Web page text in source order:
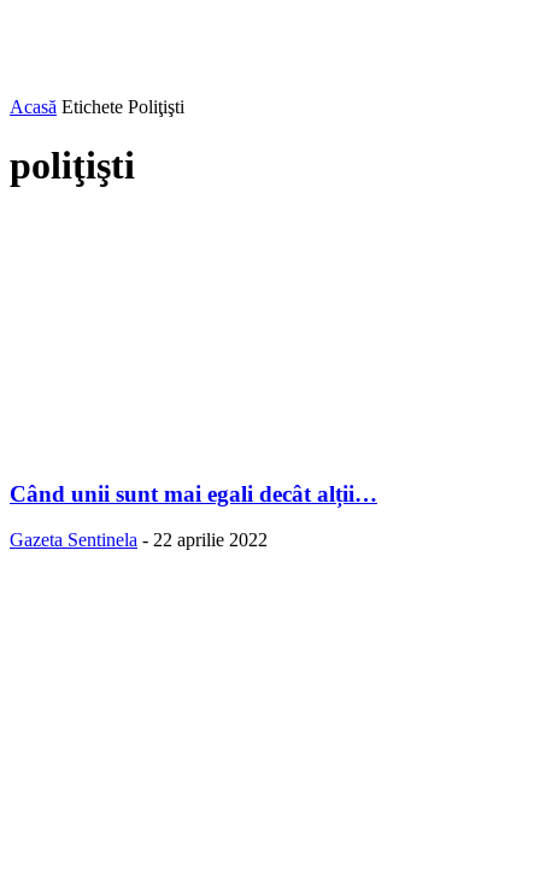
Acasă Etichete Poliţişti
poliţişti
Când unii sunt mai egali decât alții…
Gazeta Sentinela - 22 aprilie 2022